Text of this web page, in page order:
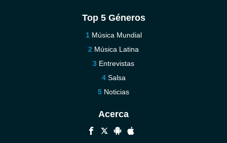
Top 5 Géneros
Música Mundial
Música Latina
Entrevistas
Salsa
Noticias
Acerca